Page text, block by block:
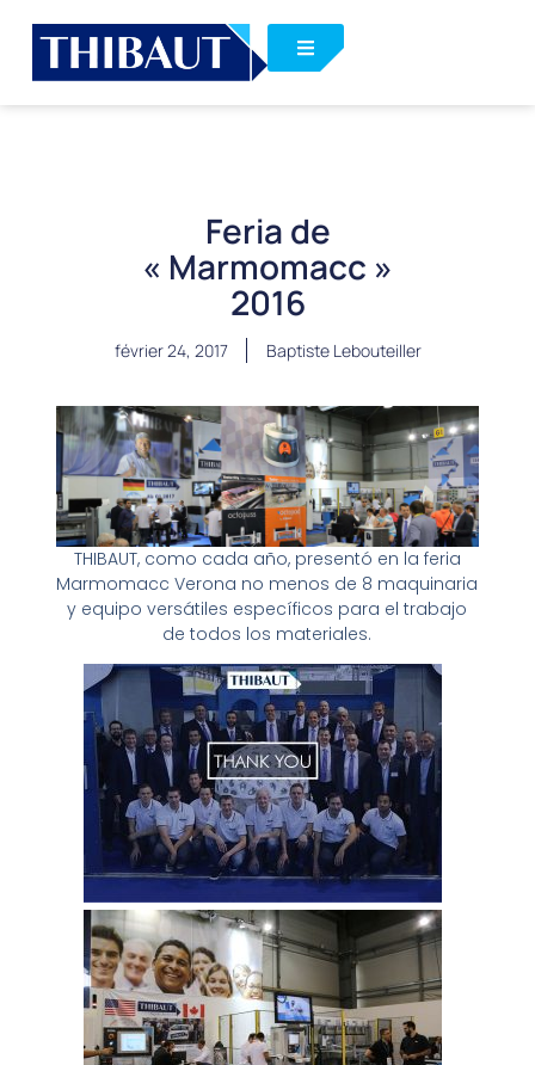
Feria de
« Marmomacc »
2016
février 24, 2017 Baptiste Lebouteiller
THIBAUT, como cada año, presentó en la feria
Marmomacc Verona no menos de 8 maquinaria
y equipo versátiles específicos para el trabajo
de todos los materiales.